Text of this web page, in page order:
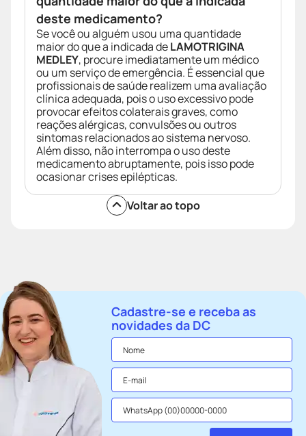
deste medicamento?
Se você ou alguém usou uma quantidade
maior do que a indicada deLAMOTRIGINA
MEDLEY, procure imediatamente um médico
ou um serviço de emergência. É essencial que
profissionais de saúde realizem uma avaliação
clínica adequada, pois o uso excessivo pode
provocar efeitos colaterais graves, como
reações alérgicas, convulsões ou outros
sintomas relacionados ao sistema nervoso.
Além disso, não interrompa o uso deste
medicamento abruptamente, pois isso pode
ocasionar crises epilépticas.
Voltar ao topo
Cadastre-se e receba as
novidades da DC